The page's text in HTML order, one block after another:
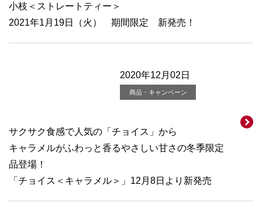
小枝＜ストレートティー＞
2021年1月19日（火） 期間限定 新発売！
2020年12月02日
商品・キャンペーン
サクサク食感で人気の「チョイス」から
キャラメルがふわっと香るやさしい甘さの冬季限定
品登場！
「チョイス＜キャラメル＞」12月8日より新発売